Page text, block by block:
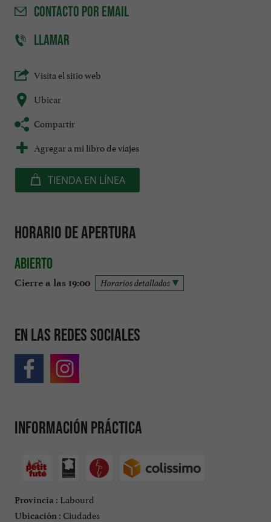
CONTACTO POR EMAIL
LLAMAR
Visita el sitio web
Ubicar
Compartir
Agregar a mi libro de viajes
TIENDA EN LÍNEA
Horario de apertura
Abierto
Cierre a las 19:00 Horarios detallados
En las redes sociales
Información práctica
Provincia : Labourd
Ubicación : Ciudades